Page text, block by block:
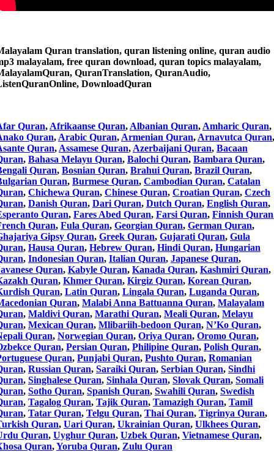
Quran translation, quran listening online, quran audio
malayalam, free quran download, quran topics malayalam,
QuranTranslation, QuranAudio,
DownloadQuran
Quran, Afrikaanse Quran, Albanian Quran, Amharic Quran,
Quran, Arabic Quran, Armenian Quran, Arnavutca Quran,
Quran, Assamese Quran, Azerbaijani Quran, Bacaan
, Bahasa Melayu Quran, Balochi Quran, Bambara Quran,
Quran, Bosnian Quran, Brahui Quran, Brazil Quran,
Quran, Burmese Quran, Cambodian Quran, Catalan
, Chichewa Quran, Chinese Quran, Croatian Quran, Czech
, Danish Quran, Dari Quran, Dutch Quran, English Quran,
Quran, Fares Abed Quran, Farsi Quran, Finnish Quran
Quran, Fula Quran, Georgian Quran, German Quran,
Gipsy Quran, Greek Quran, Gujarati Quran, Gula
, Hausa Quran, Hebrew Quran, Hindi Quran, Hungarian
, Indonesian Quran, Italian Quran, Japanese Quran,
Quran, Kabyle Quran, Kanada Quran, Kashmiri Quran,
Quran, Khmer Quran, Kirgiz Quran, Korean Quran,
Quran, Latin Quran, Lingala Quran, Luganda Quran,
Quran, Malabi Anna Battuanna Quran, Malayalam
, Maldivi Quran, Marathi Quran, Meali Quran, Melayu
, Mexican Quran, Mlibariih-bedoon Quran, N’Ko Quran,
Quran, Norwegian Quran, Oriya Quran, Oromo Quran,
Quran, Persian Quran, Philipine Quran, Polish Quran,
Quran, Punjabi Quran, Pushto Quran, Romanian
, Russian Quran, Saraiki Quran, Serbian Quran, Sindhi
, Singhalese Quran, Sinhala Quran, Slovak Quran, Somali
, Sotho Quran, Spanish Quran, Swahili Quran, Swedish
, Tagalog Quran, Tajik Quran, Tamazigh Quran, Tamil
, Tatar Quran, Telgu Quran, Thai Quran, Tigrinya Quran,
Quran, Uari Quran, Ukrainian Quran, Ulkhees Quran,
Quran, Uyghur Quran, Uzbek Quran, Vietnamese Quran,
Quran,Yoruba Quran, Zulu Quran